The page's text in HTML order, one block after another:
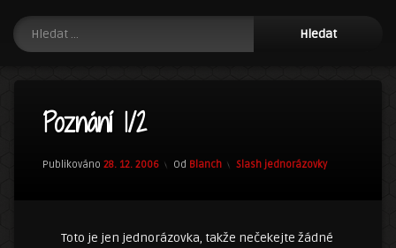
Poznání 1/2
Publikováno 28. 12. 2006 Od Blanch Kategorie:
Slash jednorázovky
Toto je jen jednorázovka, takže nečekejte žádné